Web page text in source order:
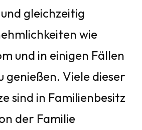
gleichzeitig
wie
und in einigen Fällen
genießen. Viele dieser
sind in Familienbesitz
der Familie